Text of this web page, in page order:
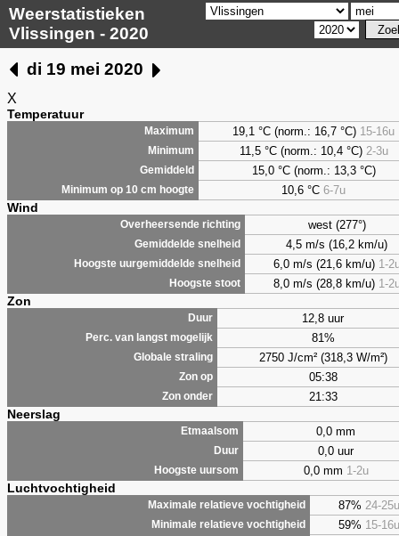
Weerstatistieken
Vlissingen - 2020
di 19 mei 2020
X
Temperatuur
Maximum 19,1 °C (norm.: 16,7 °C) 15-16u
Minimum 11,5 °C (norm.: 10,4 °C) 2-3u
Gemiddeld 15,0 °C (norm.: 13,3 °C)
Minimum op 10 cm hoogte 10,6 °C 6-7u
Wind
Overheersende richting west (277°)
Gemiddelde snelheid 4,5 m/s (16,2 km/u)
Hoogste uurgemiddelde snelheid 6,0 m/s (21,6 km/u) 1-
Hoogste stoot 8,0 m/s (28,8 km/u) 1-
Zon
Duur 12,8 uur
Perc. van langst mogelijk 81%
Globale straling 2750 J/cm² (318,3 W/m²)
Zon op 05:38
Zon onder 21:33
Neerslag
Etmaalsom 0,0 mm
Duur 0,0 uur
Hoogste uursom 0,0 mm 1-2u
Luchtvochtigheid
Maximale relatieve vochtigheid 87% 24-25u
Minimale relatieve vochtigheid 59% 15-16u